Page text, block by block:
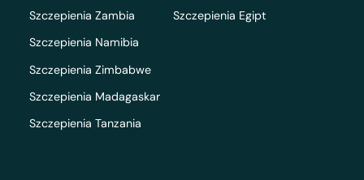
Szczepienia Zambia
Szczepienia Namibia
Szczepienia Zimbabwe
Szczepienia Madagaskar
Szczepienia Tanzania
Szczepienia Egipt